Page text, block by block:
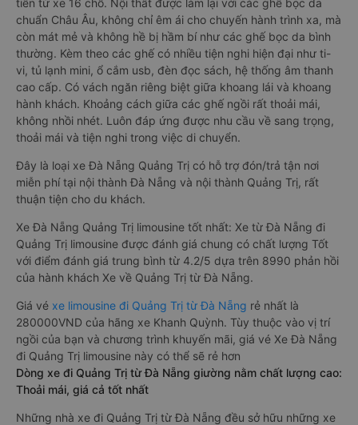
tiến từ xe 16 chỗ. Nội thất được làm lại với các ghế bọc da
chuẩn Châu Âu, không chỉ êm ái cho chuyến hành trình xa, mà
còn mát mẻ và không hề bị hầm bí như các ghế bọc da bình
thường. Kèm theo các ghế có nhiều tiện nghi hiện đại như ti-
vi, tủ lạnh mini, ổ cắm usb, đèn đọc sách, hệ thống âm thanh
cao cấp. Có vách ngăn riêng biệt giữa khoang lái và khoang
hành khách. Khoảng cách giữa các ghế ngồi rất thoải mái,
không nhồi nhét. Luôn đáp ứng được nhu cầu về sang trọng,
thoải mái và tiện nghi trong việc di chuyển.
Đây là loại xe Đà Nẵng Quảng Trị có hỗ trợ đón/trả tận nơi
miễn phí tại nội thành Đà Nẵng và nội thành Quảng Trị, rất
thuận tiện cho du khách.
Xe Đà Nẵng Quảng Trị limousine tốt nhất: Xe từ Đà Nẵng đi
Quảng Trị limousine được đánh giá chung có chất lượng Tốt
với điểm đánh giá trung bình từ 4.2/5 dựa trên 8990 phản hồi
của hành khách Xe về Quảng Trị từ Đà Nẵng.
Giá vé xe limousine đi Quảng Trị từ Đà Nẵng rẻ nhất là
280000VND của hãng xe Khanh Quỳnh. Tùy thuộc vào vị trí
ngồi của bạn và chương trình khuyến mãi, giá vé Xe Đà Nẵng
đi Quảng Trị limousine này có thể sẽ rẻ hơn
Dòng xe đi Quảng Trị từ Đà Nẵng giường nằm chất lượng cao:
Thoải mái, giá cả tốt nhất
Những nhà xe đi Quảng Trị từ Đà Nẵng đều sở hữu những xe